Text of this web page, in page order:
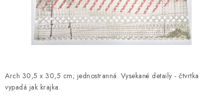
Kontakty Moje objednávka
Oblíbené ♥️
Hodnocení obchodu
Obchodní podmínky
Podmínky ochrany osobních údajů
Ověřování recenzí
Arch 30,5 x 30,5 cm; jednostranná. Vysekané detaily - čtvrtka
vypadá jak krajka.